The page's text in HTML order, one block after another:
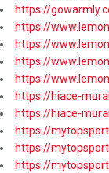
https://
https://
https://
https://
https://
https://hiace-
https://hiace-
https://
https://
https://